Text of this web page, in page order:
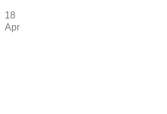
18
Apr